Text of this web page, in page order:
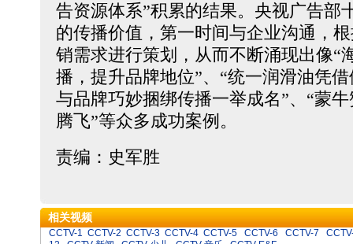
告资源体系”积累的结果。央视广告部
的传播价值，第一时间与企业沟通，
销需求进行策划，从而不断涌现出像“
播，提升品牌地位”、“统一润滑油凭
与品牌巧妙捆绑传播一举成名”、“蒙牛
腾飞”等众多成功案例。
责编：史军胜
相关视频
CCTV-1 CCTV-2 CCTV-3 CCTV-4 CCTV-5 CCTV-6 CCTV-7